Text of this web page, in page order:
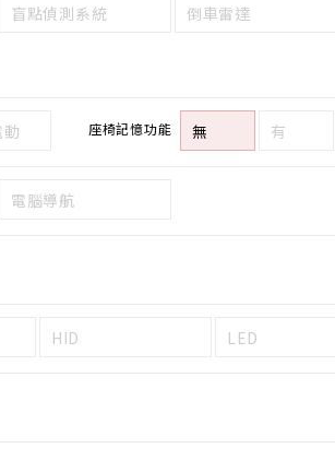
盲點偵測系統 倒車雷達
動 座椅記憶功能 無 有
電腦導航
HID LED